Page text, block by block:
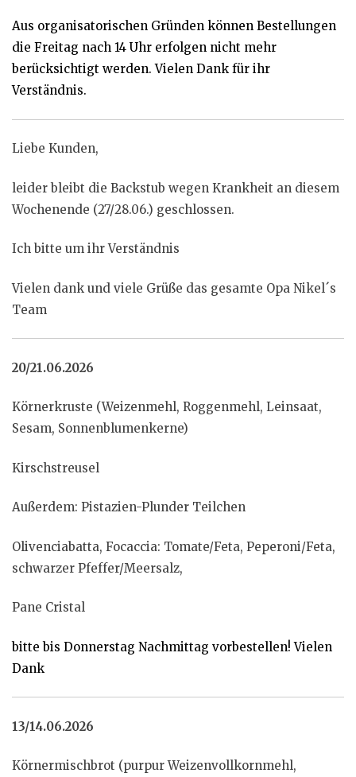
Aus organisatorischen Gründen können Bestellungen
die Freitag nach 14 Uhr erfolgen nicht mehr
berücksichtigt werden. Vielen Dank für ihr
Verständnis.
Liebe Kunden,
leider bleibt die Backstub wegen Krankheit an diesem
Wochenende (27/28.06.) geschlossen.
Ich bitte um ihr Verständnis
Vielen dank und viele Grüße das gesamte Opa Nikel´s
Team
20/21.06.2026
Körnerkruste (Weizenmehl, Roggenmehl, Leinsaat,
Sesam, Sonnenblumenkerne)
Kirschstreusel
Außerdem: Pistazien-Plunder Teilchen
Olivenciabatta, Focaccia: Tomate/Feta, Peperoni/Feta,
schwarzer Pfeffer/Meersalz,
Pane Cristal
bitte bis Donnerstag Nachmittag vorbestellen! Vielen
Dank
13/14.06.2026
Körnermischbrot (purpur Weizenvollkornmehl,